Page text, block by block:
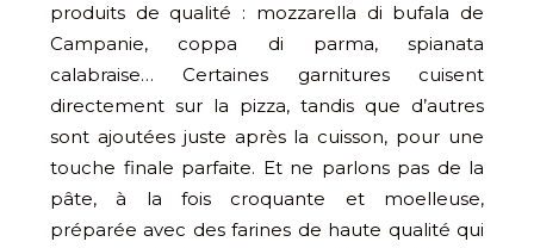
produits de qualité : mozzarella di bufala de
Campanie, coppa di parma, spianata
calabraise… Certaines garnitures cuisent
directement sur la pizza, tandis que d’autres
sont ajoutées juste après la cuisson, pour une
touche finale parfaite. Et ne parlons pas de la
pâte, à la fois croquante et moelleuse,
préparée avec des farines de haute qualité qui